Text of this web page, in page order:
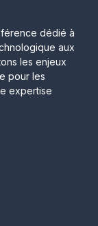
dédié à
aux
les enjeux
pour les
expertise